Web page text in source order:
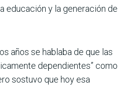
educación y la generación de
años se hablaba de que las
dependientes” como
sostuvo que hoy esa